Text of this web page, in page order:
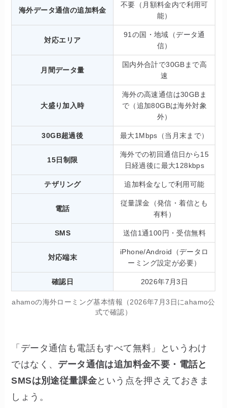
海外データ通信の追加料金
不要（月額料金内で利用可
能）
対応エリア
91の国・地域（データ通
信）
月間データ量
国内外合計で30GBまで高
速
大盛り加入時
海外の高速通信は30GBま
で（追加80GBは海外対象
外）
30GB超過後 最大1Mbps（当月末まで）
15日制限
海外での初回通信日から15
日経過後に最大128kbps
テザリング 追加料金なしで利用可能
電話
従量課金（発信・着信とも
有料）
SMS 送信1通100円・受信無料
対応端末
iPhone/Android（データロ
ーミング設定が必要）
確認日 2026年7月3日
ahamoの海外ローミング基本情報（2026年7月3日にahamo公
式で確認）
「データ通信も電話もすべて無料」というわけ
ではなく、 データ通信は追加料金不要・電話と
SMSは別途従量課金という点を押さえておきま
しょう。